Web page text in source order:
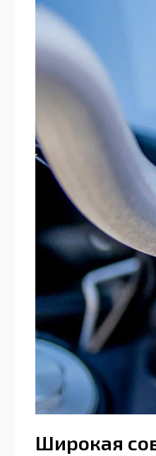
Широкая